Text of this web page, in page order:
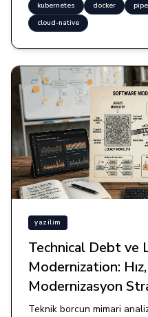
kubernetes
docker
cloud-native
yazilim
Technical Debt ve
Modernization:
Modernizasyon
Teknik borcun mimari